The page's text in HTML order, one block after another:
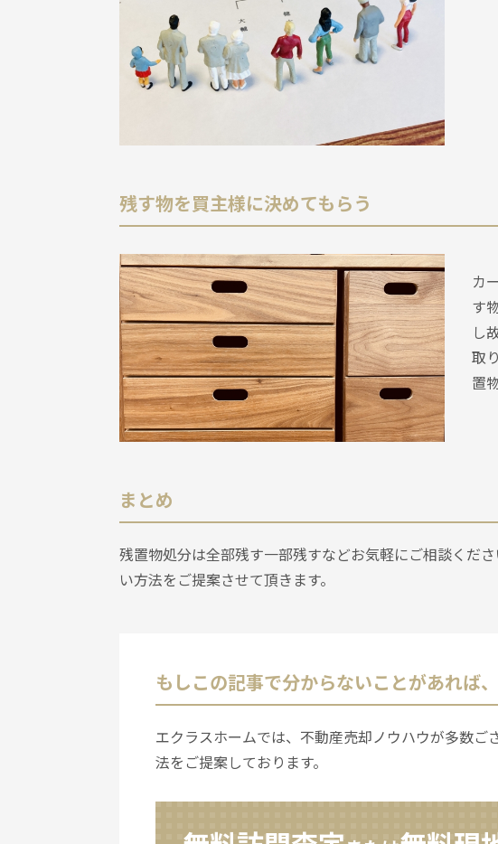
残す物を買主様に決めてもらう
カ
す
し
取
置
まとめ
残置物処分は全部残す一部残すなどお気軽にご相談くだ
い方法をご提案させて頂きます。
もしこの記事で分からないことがあれば
エクラスホームでは、不動産売却ノウハウが多数
法をご提案しております。